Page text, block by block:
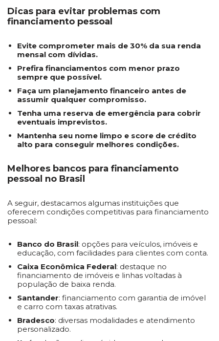
Dicas para evitar problemas com
financiamento pessoal
Evite comprometer mais de 30% da sua renda
mensal com dívidas.
Prefira financiamentos com menor prazo
sempre que possível.
Faça um planejamento financeiro antes de
assumir qualquer compromisso.
Tenha uma reserva de emergência para cobrir
eventuais imprevistos.
Mantenha seu nome limpo e score de crédito
alto para conseguir melhores condições.
Melhores bancos para financiamento
pessoal no Brasil
A seguir, destacamos algumas instituições que
oferecem condições competitivas para financiamento
pessoal:
Banco do Brasil: opções para veículos, imóveis e
educação, com facilidades para clientes com conta.
Caixa Econômica Federal: destaque no
financiamento de imóveis e linhas voltadas à
população de baixa renda.
Santander: financiamento com garantia de imóvel
e carro com taxas atrativas.
Bradesco: diversas modalidades e atendimento
personalizado.